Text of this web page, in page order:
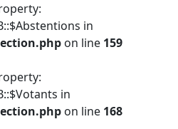
in
on line 159
in
on line 168